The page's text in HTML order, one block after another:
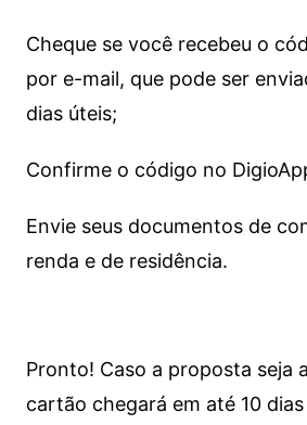
Cheque se você recebeu o
por e-mail, que pode ser
dias úteis;
Confirme o código no
Envie seus documentos de
renda e de residência.
Pronto! Caso a proposta seja
cartão chegará em até 10